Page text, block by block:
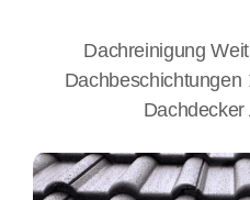
Dachreinigung
Dachdecker